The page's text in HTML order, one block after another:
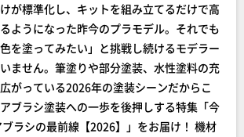
が標準化し、キットを組み立てるだけで高
ようになった昨今のプラモデル。それでも
を塗ってみたい」と挑戦し続けるモデラー
ません。筆塗りや部分塗装、水性塗料の充
がっている2026年の塗装シーンだからこ
ブラシ塗装への一歩を後押しする特集「今
ラシの最前線【2026】」をお届け！ 機材